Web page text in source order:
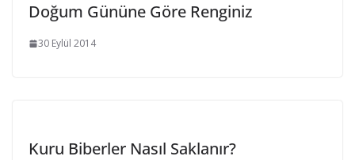
Doğum Gününe Göre Renginiz
30 Eylül 2014
Kuru Biberler Nasıl Saklanır?